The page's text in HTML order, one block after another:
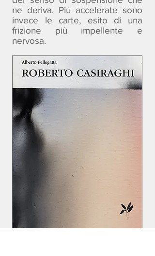
ne deriva. Più accelerate sono
invece le carte, esito di una
frizione più impellente e
nervosa.